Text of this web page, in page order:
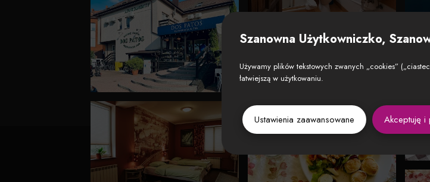
Szanowna Użytkowniczko,
Używamy plików tekstowych zwanych „cookies”
łatwiejszą w użytkowaniu.
Ustawienia zaawansowane Akceptuję i